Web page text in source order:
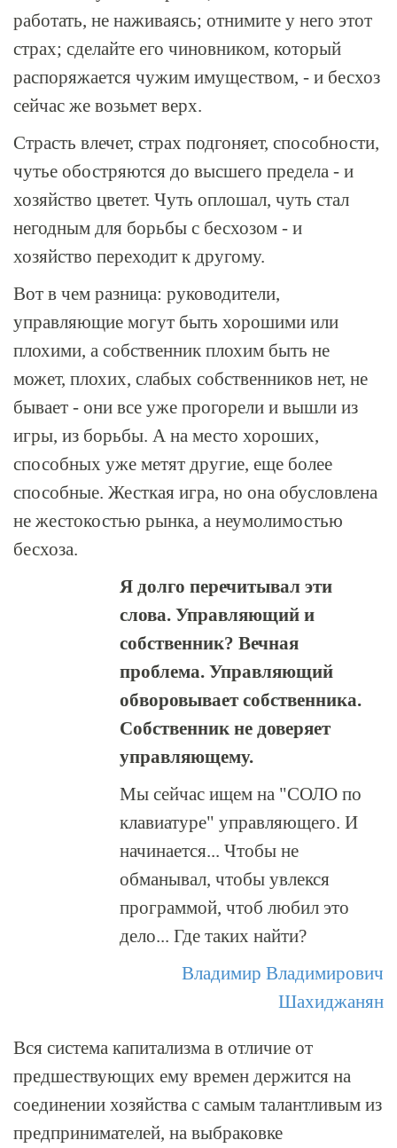
работать, не наживаясь; отнимите у него этот
страх; сделайте его чиновником, который
распоряжается чужим имуществом, - и бесхоз
сейчас же возьмет верх.
Страсть влечет, страх подгоняет, способности,
чутье обостряются до высшего предела - и
хозяйство цветет. Чуть оплошал, чуть стал
негодным для борьбы с бесхозом - и
хозяйство переходит к другому.
Вот в чем разница: руководители,
управляющие могут быть хорошими или
плохими, а собственник плохим быть не
может, плохих, слабых собственников нет, не
бывает - они все уже прогорели и вышли из
игры, из борьбы. А на место хороших,
способных уже метят другие, еще более
способные. Жесткая игра, но она обусловлена
не жестокостью рынка, а неумолимостью
бесхоза.
Я долго перечитывал эти
слова. Управляющий и
собственник? Вечная
проблема. Управляющий
обворовывает собственника.
Собственник не доверяет
управляющему.
Мы сейчас ищем на "СОЛО по
клавиатуре" управляющего. И
начинается... Чтобы не
обманывал, чтобы увлекся
программой, чтоб любил это
дело... Где таких найти?
Владимир Владимирович
Шахиджанян
Вся система капитализма в отличие от
предшествующих ему времен держится на
соединении хозяйства с самым талантливым из
предпринимателей, на выбраковке